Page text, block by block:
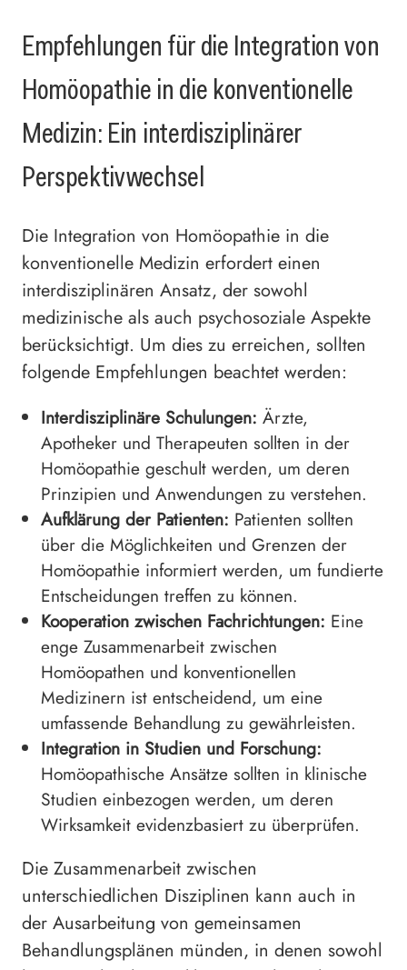
Empfehlungen für die Integration von
Homöopathie in die konventionelle
Medizin: Ein interdisziplinärer
Perspektivwechsel
Die Integration von Homöopathie in die
konventionelle Medizin erfordert einen
interdisziplinären Ansatz, der sowohl
medizinische als auch psychosoziale Aspekte
berücksichtigt. Um dies zu erreichen, sollten
folgende Empfehlungen beachtet werden:
Interdisziplinäre Schulungen: Ärzte,
Apotheker und Therapeuten sollten in der
Homöopathie geschult werden, um deren
Prinzipien und Anwendungen zu verstehen.
Aufklärung der Patienten: Patienten sollten
über die Möglichkeiten und Grenzen der
Homöopathie informiert werden, um fundierte
Entscheidungen treffen zu können.
Kooperation zwischen Fachrichtungen: Eine
enge Zusammenarbeit zwischen
Homöopathen und konventionellen
Medizinern ist entscheidend, um eine
umfassende Behandlung zu gewährleisten.
Integration in Studien und Forschung:
Homöopathische Ansätze sollten in klinische
Studien einbezogen werden, um deren
Wirksamkeit evidenzbasiert zu überprüfen.
Die Zusammenarbeit zwischen
unterschiedlichen Disziplinen kann auch in
der Ausarbeitung von gemeinsamen
Behandlungsplänen münden, in denen sowohl